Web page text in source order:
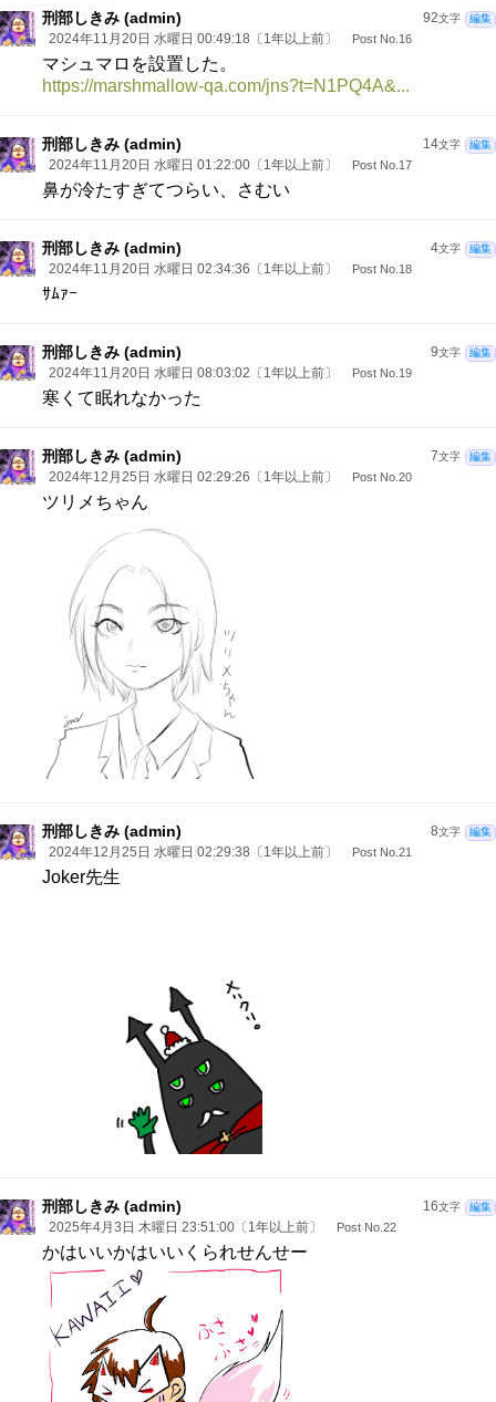
92文字 編集
刑部しきみ (admin)
2024年11月20日 水曜日 00:49:18〔1年以上前〕 Post No.16
マシュマロを設置した。
https://marshmallow-qa.com/jns?t=N1PQ4A&...
14文字 編集
刑部しきみ (admin)
2024年11月20日 水曜日 01:22:00〔1年以上前〕 Post No.17
鼻が冷たすぎてつらい、さむい
4文字 編集
刑部しきみ (admin)
2024年11月20日 水曜日 02:34:36〔1年以上前〕 Post No.18
ｻﾑｧｰ
9文字 編集
刑部しきみ (admin)
2024年11月20日 水曜日 08:03:02〔1年以上前〕 Post No.19
寒くて眠れなかった
7文字 編集
刑部しきみ (admin)
2024年12月25日 水曜日 02:29:26〔1年以上前〕 Post No.20
ツリメちゃん
8文字 編集
刑部しきみ (admin)
2024年12月25日 水曜日 02:29:38〔1年以上前〕 Post No.21
Joker先生
16文字 編集
刑部しきみ (admin)
2025年4月3日 木曜日 23:51:00〔1年以上前〕 Post No.22
かはいいかはいいくられせんせー